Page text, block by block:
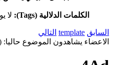
الكلمات الدلالية (Tags): لا
السابق template التالي
الاعضاء يشاهدون الموضوع حاليا: (0 اعضاء و 0